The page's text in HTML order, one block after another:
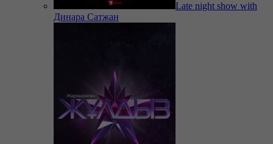
Late night show with
Динара Сатжан